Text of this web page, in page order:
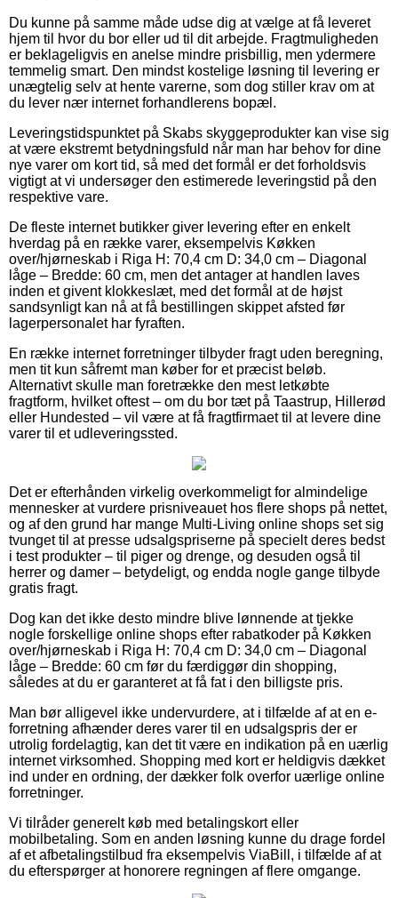
Du kunne på samme måde udse dig at vælge at få leveret
hjem til hvor du bor eller ud til dit arbejde. Fragtmuligheden
er beklageligvis en anelse mindre prisbillig, men ydermere
temmelig smart. Den mindst kostelige løsning til levering er
unægtelig selv at hente varerne, som dog stiller krav om at
du lever nær internet forhandlerens bopæl.
Leveringstidspunktet på Skabs skyggeprodukter kan vise sig
at være ekstremt betydningsfuld når man har behov for dine
nye varer om kort tid, så med det formål er det forholdsvis
vigtigt at vi undersøger den estimerede leveringstid på den
respektive vare.
De fleste internet butikker giver levering efter en enkelt
hverdag på en række varer, eksempelvis Køkken
over/hjørneskab i Riga H: 70,4 cm D: 34,0 cm – Diagonal
låge – Bredde: 60 cm, men det antager at handlen laves
inden et givent klokkeslæt, med det formål at de højst
sandsynligt kan nå at få bestillingen skippet afsted før
lagerpersonalet har fyraften.
En række internet forretninger tilbyder fragt uden beregning,
men tit kun såfremt man køber for et præcist beløb.
Alternativt skulle man foretrække den mest letkøbte
fragtform, hvilket oftest – om du bor tæt på Taastrup, Hillerød
eller Hundested – vil være at få fragtfirmaet til at levere dine
varer til et udleveringssted.
Det er efterhånden virkelig overkommeligt for almindelige
mennesker at vurdere prisniveauet hos flere shops på nettet,
og af den grund har mange Multi-Living online shops set sig
tvunget til at presse udsalgspriserne på specielt deres bedst
i test produkter – til piger og drenge, og desuden også til
herrer og damer – betydeligt, og endda nogle gange tilbyde
gratis fragt.
Dog kan det ikke desto mindre blive lønnende at tjekke
nogle forskellige online shops efter rabatkoder på Køkken
over/hjørneskab i Riga H: 70,4 cm D: 34,0 cm – Diagonal
låge – Bredde: 60 cm før du færdiggør din shopping,
således at du er garanteret at få fat i den billigste pris.
Man bør alligevel ikke undervurdere, at i tilfælde af at en e-
forretning afhænder deres varer til en udsalgspris der er
utrolig fordelagtig, kan det tit være en indikation på en uærlig
internet virksomhed. Shopping med kort er heldigvis dækket
ind under en ordning, der dækker folk overfor uærlige online
forretninger.
Vi tilråder generelt køb med betalingskort eller
mobilbetaling. Som en anden løsning kunne du drage fordel
af et afbetalingstilbud fra eksempelvis ViaBill, i tilfælde af at
du efterspørger at honorere regningen af flere omgange.